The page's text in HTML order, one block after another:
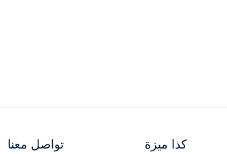
كذا ميزة تواصل معنا